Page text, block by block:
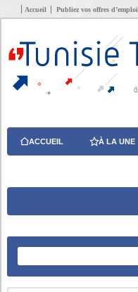
Accueil Publiez vos offres d’emploi
ACCUEIL À LA UNE